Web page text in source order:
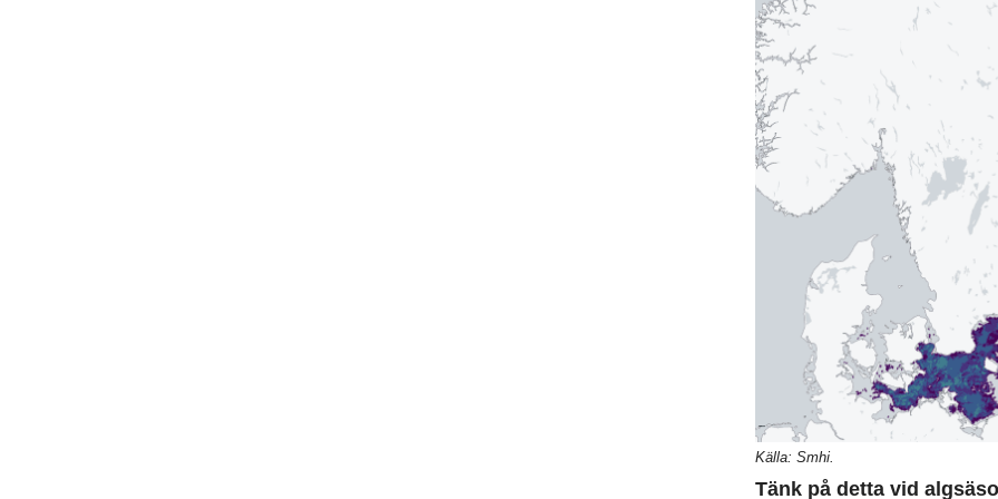
Källa: Smhi.
Tänk på detta vid